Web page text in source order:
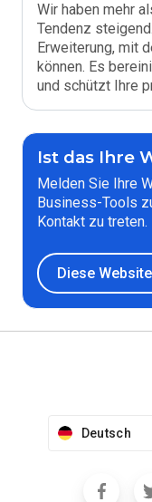
Wir haben mehr
Tendenz
Erweiterung, mit
können. Es
und schützt Ihre
Ist das Ihre
Melden Sie Ihre
Business-Tools
Kontakt zu treten.
Diese
Deutsch